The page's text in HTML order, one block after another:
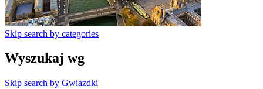
Skip search by categories
Wyszukaj wg
Skip search by Gwiazdki